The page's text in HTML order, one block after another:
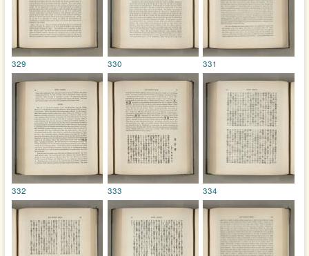
329 330 331
332 333 334